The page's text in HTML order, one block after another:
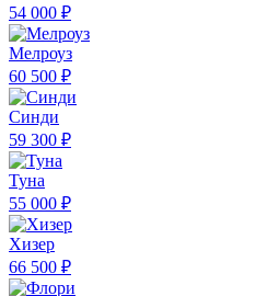
54 000 ₽
Мелроуз
60 500 ₽
Синди
59 300 ₽
Туна
55 000 ₽
Хизер
66 500 ₽